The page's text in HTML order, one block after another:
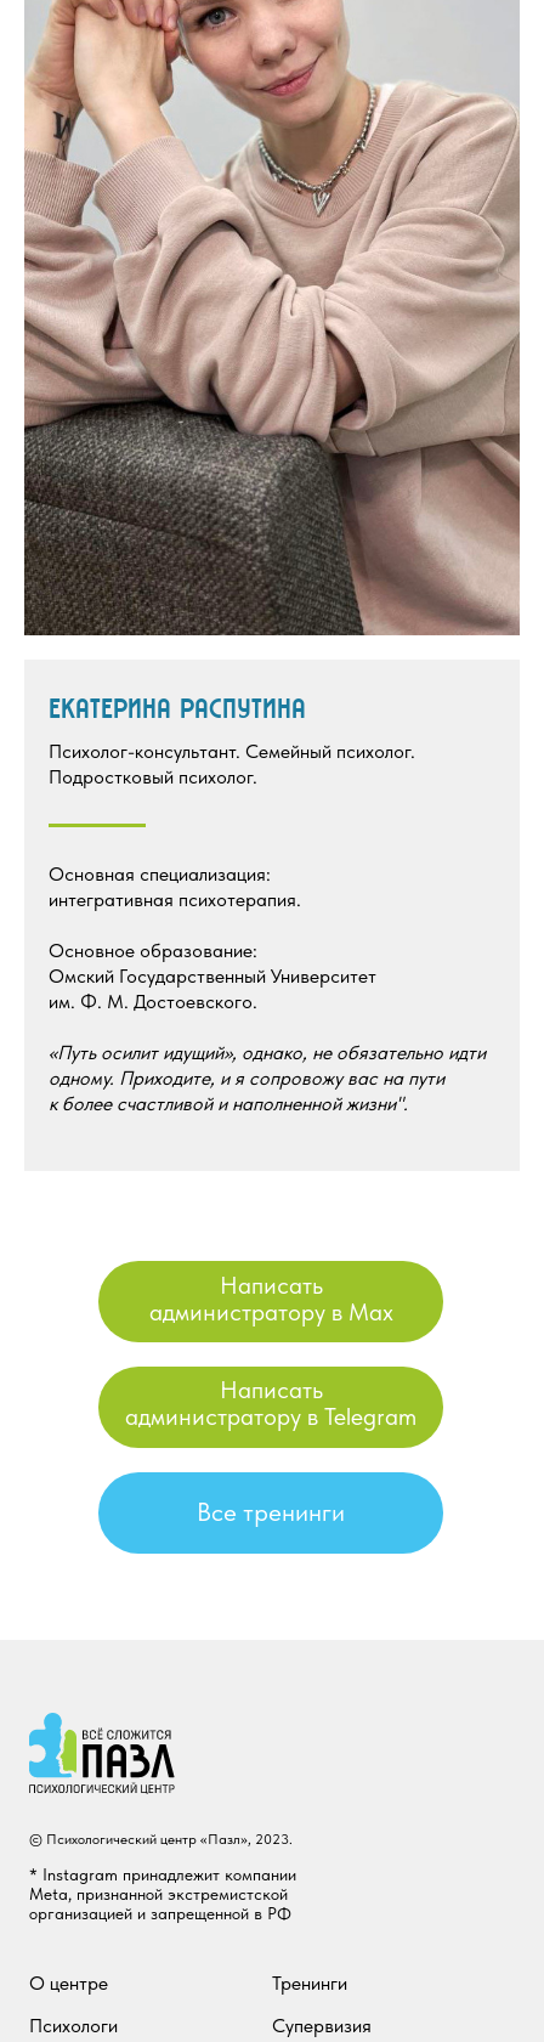
ЕКАТЕРИНА РАСПУТИНА
Психолог-консультант. Семейный психолог.
Подростковый психолог.
Основная специализация:
интегративная психотерапия.
Основное образование:
Омский Государственный Университет
им. Ф. М. Достоевского.
«Путь осилит идущий», однако, не обязательно идти
одному. Приходите, и я сопровожу вас на пути
к более счастливой и наполненной жизни".
© Психологический центр «Пазл», 2023.
* Instagram принадлежит компании
Meta, признанной экстремистской
организацией и запрещенной в РФ
О центре
Психологи
Тренинги
Супервизия